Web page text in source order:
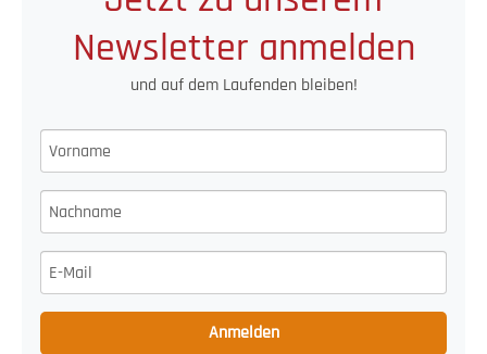
Newsletter anmelden
und auf dem Laufenden bleiben!
Anmelden